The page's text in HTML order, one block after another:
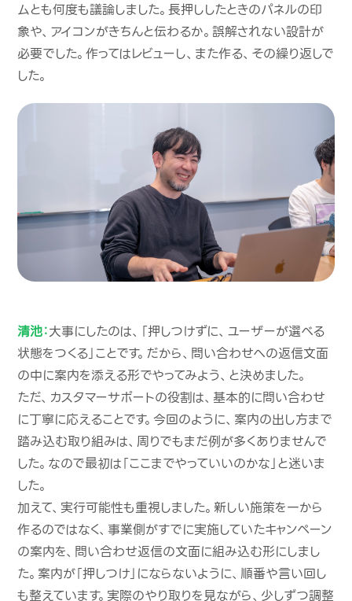
ムとも何度も議論しました。長押ししたときのパネルの印
象や、アイコンがきちんと伝わるか。誤解されない設計が
必要でした。作ってはレビューし、また作る、その繰り返しで
した。
清池：大事にしたのは、「押しつけずに、ユーザーが選べる
状態をつくる」ことです。だから、問い合わせへの返信文面
の中に案内を添える形でやってみよう、と決めました。
ただ、カスタマーサポートの役割は、基本的に問い合わせ
に丁寧に応えることです。今回のように、案内の出し方まで
踏み込む取り組みは、周りでもまだ例が多くありませんで
した。なので最初は「ここまでやっていいのかな」と迷いま
した。
加えて、実行可能性も重視しました。新しい施策を一から
作るのではなく、事業側がすでに実施していたキャンペーン
の案内を、問い合わせ返信の文面に組み込む形にしまし
た。案内が「押しつけ」にならないように、順番や言い回し
も整えています。実際のやり取りを見ながら、少しずつ調整